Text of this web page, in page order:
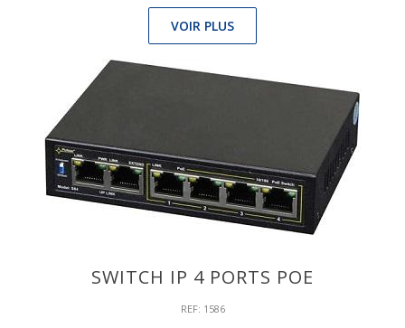
VOIR PLUS
SWITCH IP 4 PORTS POE
REF: 1586